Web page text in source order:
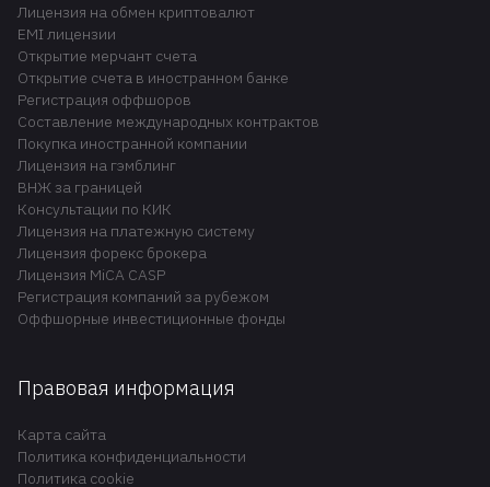
Лицензия на обмен криптовалют
EMI лицензии
Открытие мерчант счета
Открытие счета в иностранном банке
Регистрация оффшоров
Составление международных контрактов
Покупка иностранной компании
Лицензия на гэмблинг
ВНЖ за границей
Консультации по КИК
Лицензия на платежную систему
Лицензия форекс брокера
Лицензия MiCA CASP
Регистрация компаний за рубежом
Оффшорные инвестиционные фонды
Правовая информация
Карта сайта
Политика конфиденциальности
Политика cookie